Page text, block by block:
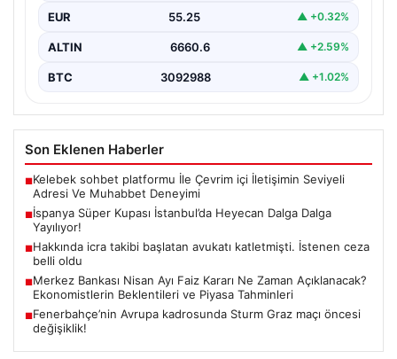
EUR 55.25 ▲ +0.32%
ALTIN 6660.6 ▲ +2.59%
BTC 3092988 ▲ +1.02%
Son Eklenen Haberler
■Kelebek sohbet platformu İle Çevrim içi İletişimin Seviyeli
Adresi Ve Muhabbet Deneyimi
■İspanya Süper Kupası İstanbul’da Heyecan Dalga Dalga
Yayılıyor!
■Hakkında icra takibi başlatan avukatı katletmişti. İstenen ceza
belli oldu
■Merkez Bankası Nisan Ayı Faiz Kararı Ne Zaman Açıklanacak?
Ekonomistlerin Beklentileri ve Piyasa Tahminleri
■Fenerbahçe’nin Avrupa kadrosunda Sturm Graz maçı öncesi
değişiklik!